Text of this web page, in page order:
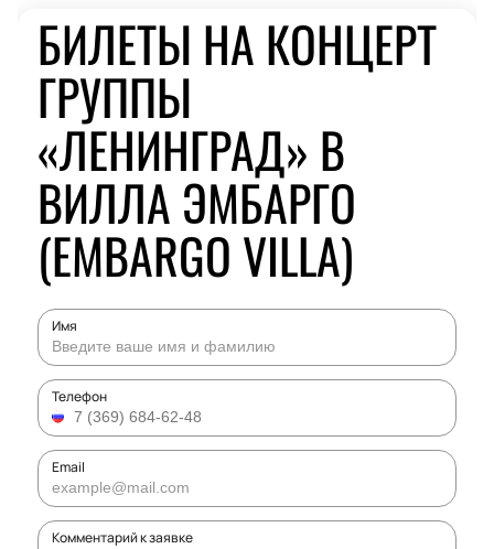
БИЛЕТЫ НА КОНЦЕРТ
ГРУППЫ
«ЛЕНИНГРАД» В
ВИЛЛА ЭМБАРГО
(EMBARGO VILLA)
Имя
Телефон
Email
Комментарий к заявке